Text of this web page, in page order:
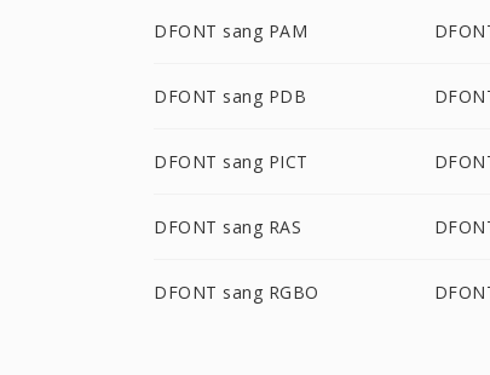
DFONT sang PAM
DFONT sang PDB
DFONT sang PICT
DFONT sang RAS
DFONT sang RGBO